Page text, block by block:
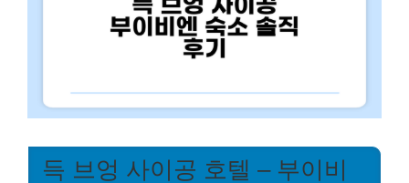
득 브엉 사이공 호텔 – 부이비